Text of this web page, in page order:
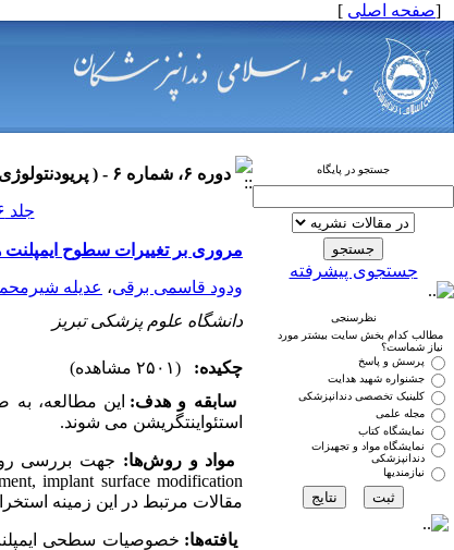
[صفحه اصلی ]
جستجو در پایگاه
جستجوی پیشرفته
نظرسنجی
مطالب کدام بخش سایت بیشتر مورد
نیاز شماست؟
پرسش و پاسخ
جشنواره شهید هدایت
کلینیک تخصصی دندانپزشکی
مجله علمی
نمایشگاه کتاب
نمایشگاه مواد و تجهیزات
دندانپزشکی
نیازمندیها
دوره ۶، شماره ۶ - ( پریودنتولوژی ۱۳۹۰ )
جلد ۶ شماره ۶ صفحات ۰-۰
مروری بر تغییرات سطوح ایمپلنت
ودود قاسمی برقی، عدیله
دانشگاه علوم پزشکی تبریز
چکیده:
(۲۵۰۱ مشاهده)
سابقه و هدف: این مطالعه،
استئواینتگریشن می شوند.
مواد و روش‌ها:
مقالات مرتبط در این زمینه
یافته‌ها: خصوصیات سطحی